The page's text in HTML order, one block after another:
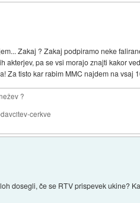
Zakaj ? Zakaj podpiramo neke
akterjev, pa se vsi morajo znajti kakor
Za tisto kar rabim MMC najdem na
?
cerkve
dosegli, če se RTV prispevek ukine?